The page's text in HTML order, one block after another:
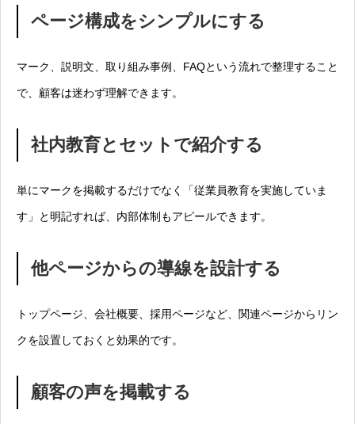
ページ構成をシンプルにする
マーク、説明文、取り組み事例、FAQという流れで整理すること
で、顧客は迷わず理解できます。
社内教育とセットで紹介する
単にマークを掲載するだけでなく「従業員教育を実施していま
す」と明記すれば、内部体制もアピールできます。
他ページからの導線を設計する
トップページ、会社概要、採用ページなど、関連ページからリン
クを設置しておくと効果的です。
顧客の声を掲載する